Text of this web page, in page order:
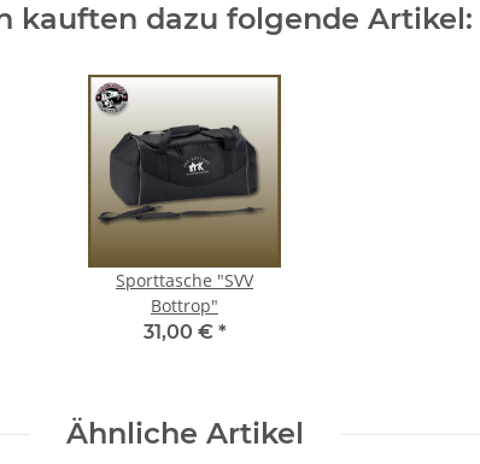
kauften dazu folgende Artikel:
Sporttasche "SVV
Bottrop"
31,00 € *
Ähnliche Artikel